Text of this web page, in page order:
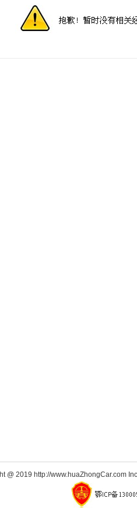
@ 2019 http://www.huaZhongCar.com